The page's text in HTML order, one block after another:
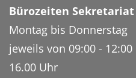
Bürozeiten Sekretariat
Montag bis Donnerstag
jeweils von 09:00 -
16.00 Uhr